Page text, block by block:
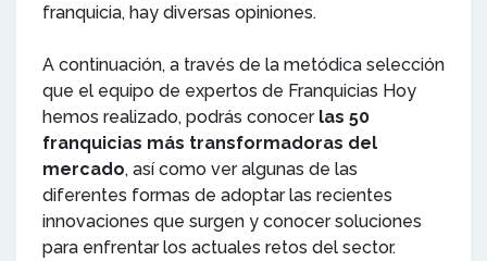
franquicia, hay diversas opiniones.
A continuación, a través de la metódica selección
que el equipo de expertos de Franquicias Hoy
hemos realizado, podrás conocer las 50
franquicias más transformadoras del
mercado, así como ver algunas de las
diferentes formas de adoptar las recientes
innovaciones que surgen y conocer soluciones
para enfrentar los actuales retos del sector.